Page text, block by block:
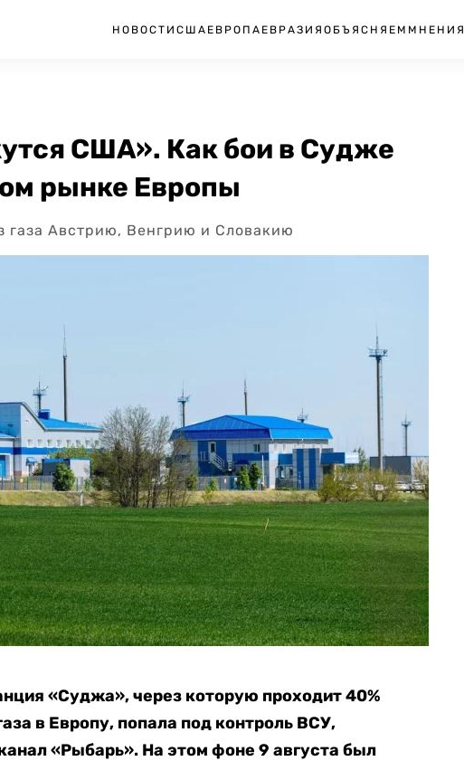
НОВОСТИ США ЕВРОПА ЕВРАЗИЯ ОБЪЯСНЯЕМ МНЕНИЯ
США». Как бои в Судже
рынке Европы
газа Австрию, Венгрию и Словакию
«Суджа», через которую проходит 40%
в Европу, попала под контроль ВСУ,
«Рыбарь». На этом фоне 9 августа был